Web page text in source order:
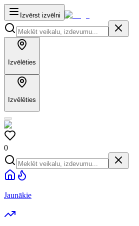
Izvērst izvēlni
Izvēlēties
Izvēlēties
0
Jaunākie